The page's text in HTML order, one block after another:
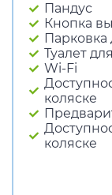
Пандус
Кнопка
Туалет
Wi-Fi
коляске
коляске